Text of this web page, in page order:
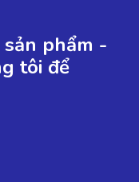
phẩm -
tôi để